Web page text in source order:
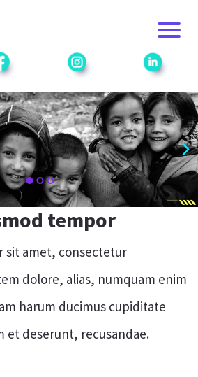
tempor
sit amet, consectetur
dolore, alias, numquam enim
harum ducimus cupiditate
et deserunt, recusandae.